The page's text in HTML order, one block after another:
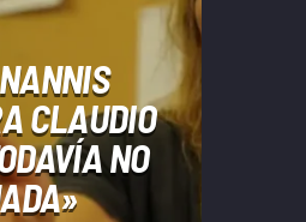
CLAUDIO
NO